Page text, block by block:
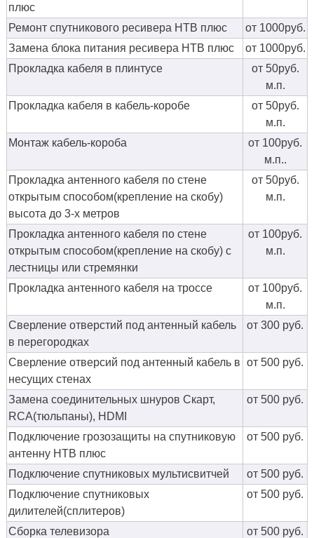
плюс
Ремонт спутникового ресивера НТВ плюс
от 1000руб.
Замена блока питания ресивера НТВ плюс
от 1000руб.
Прокладка кабеля в плинтусе
от 50руб.
м.п.
Прокладка кабеля в кабель-коробе
от 50руб.
м.п.
Монтаж кабель-короба
от 100руб.
м.п..
Прокладка антенного кабеля по стене
открытым способом(крепление на скобу)
высота до 3-х метров
от 50руб.
м.п.
Прокладка антенного кабеля по стене
открытым способом(крепление на скобу) с
лестницы или стремянки
от 100руб.
м.п.
Прокладка антенного кабеля на троссе
от 100руб.
м.п.
Сверление отверстий под антенный кабель
в перегородках
от 300 руб.
Сверление отверсий под антенный кабель в
несущих стенах
от 500 руб.
Замена соединительных шнуров Скарт,
RCA(тюльпаны), HDMI
от 500 руб.
Подключение грозозащиты на спутниковую
антенну НТВ плюс
от 500 руб.
Подключение спутниковых мультисвитчей
от 500 руб.
Подключение спутниковых
дилителей(сплитеров)
от 500 руб.
Сборка телевизора
от 500 руб.